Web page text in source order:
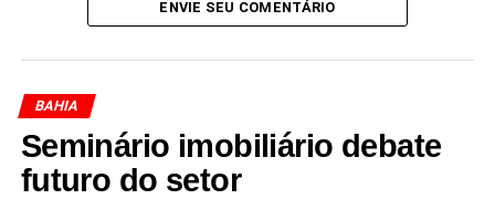
ENVIE SEU COMENTÁRIO
BAHIA
Seminário imobiliário debate
futuro do setor